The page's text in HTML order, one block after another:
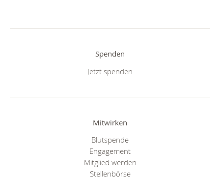
Spenden
Jetzt spenden
Mitwirken
Blutspende
Engagement
Mitglied werden
Stellenbörse